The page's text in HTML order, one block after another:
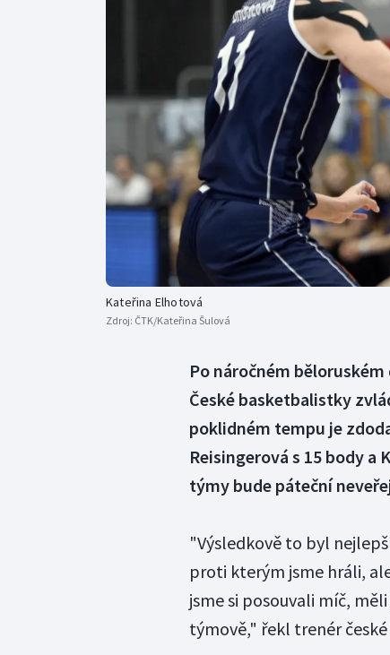
Curling
Dostihy
Florbal
Futsal
Golf
Gymnastika
Kateřina Elhotová
Zdroj: ČTK/Kateřina Šulová
Po náročném
České basketbalistky
poklidném tempu je
Reisingerová s 15 body a
týmy bude páteční
"Výsledkově to byl
proti kterým jsme hráli,
jsme si posouvali míč,
týmově," řekl trenér